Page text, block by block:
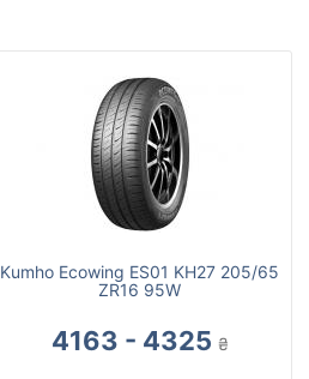
Kumho Ecowing ES01 KH27 205/65
ZR16 95W
4163 - 4325 ₴